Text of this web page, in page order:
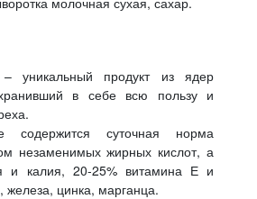
уникальный продукт из ядер
в себе всю пользу и
содержится суточная норма
незаменимых жирных кислот, а
и калия, 20-25% витамина Е и
железа, цинка, марганца.